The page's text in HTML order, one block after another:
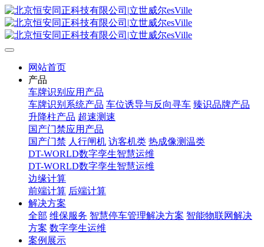
网站首页
产品
车牌识别应用产品
车牌识别系统产品 车位诱导与反向寻车 臻识品牌产品
升降柱产品 超速测速
国产门禁应用产品
国产门禁 人行闸机 访客机类 热成像测温类
DT-WORLD数字孪生智慧运维
DT-WORLD数字孪生智慧运维
边缘计算
前端计算 后端计算
解决方案
全部 维保服务 智慧停车管理解决方案 智能物联网解决
方案 数字孪生运维
案例展示